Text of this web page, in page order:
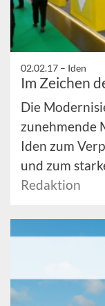
02.02.17 – Iden
Im Zeichen
Die
zunehmende
Iden zum
und zum
Redaktion